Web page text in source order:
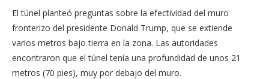
El túnel planteó preguntas sobre la efectividad del muro
fronterizo del presidente Donald Trump, que se extiende
varios metros bajo tierra en la zona. Las autoridades
encontraron que el túnel tenía una profundidad de unos 21
metros (70 pies), muy por debajo del muro.